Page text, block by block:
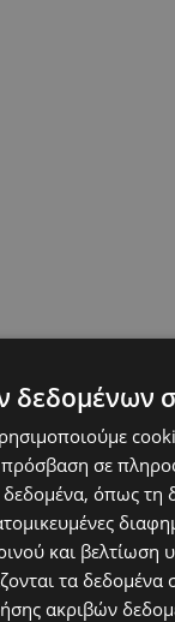
δεδομένων
σε
όπως τη
και βελτίωση
τα
ακριβών